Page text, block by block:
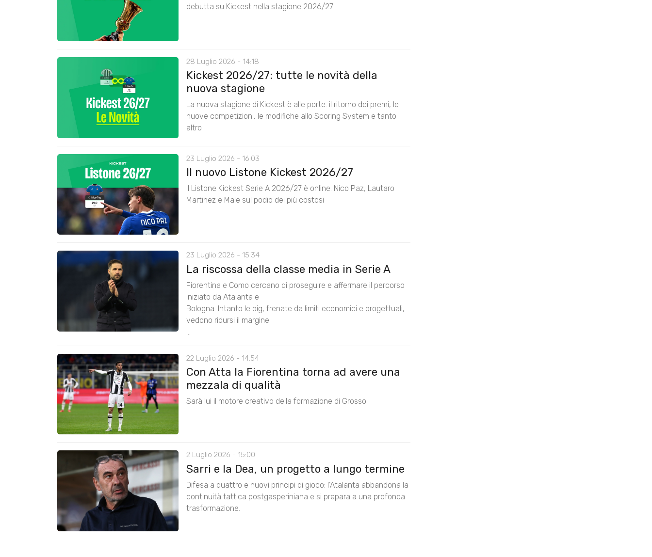
debutta su Kickest nella stagione 2026/27
28 Luglio 2026 - 14:18
Kickest 2026/27: tutte le novità della
nuova stagione
La nuova stagione di Kickest è alle porte: il ritorno dei premi, le
nuove competizioni, le modifiche allo Scoring System e tanto
altro
23 Luglio 2026 - 16:03
Il nuovo Listone Kickest 2026/27
Il Listone Kickest Serie A 2026/27 è online. Nico Paz, Lautaro
Martinez e Male sul podio dei più costosi
23 Luglio 2026 - 15:34
La riscossa della classe media in Serie A
Fiorentina e Como cercano di proseguire e affermare il percorso
iniziato da Atalanta e
Bologna. Intanto le big, frenate da limiti economici e progettuali,
vedono ridursi il margine
22 Luglio 2026 - 14:54
Con Atta la Fiorentina torna ad avere una
mezzala di qualità
Sarà lui il motore creativo della formazione di Grosso
2 Luglio 2026 - 15:00
Sarri e la Dea, un progetto a lungo termine
Difesa a quattro e nuovi principi di gioco: l’Atalanta abbandona la
continuità tattica postgasperiniana e si prepara a una profonda
trasformazione.